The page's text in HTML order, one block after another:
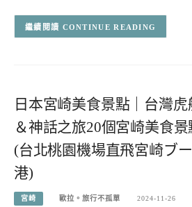
CONTINUE READING
日本宮崎美食景點｜台灣
＆神話之旅20個宮崎美食
(台北桃園機場直飛宮崎ブ
港)
宮崎 歐拉。旅行不孤單 2024-11-26